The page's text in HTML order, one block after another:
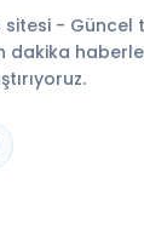
sitesi - Güncel